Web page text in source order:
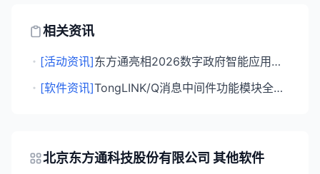
相关资讯
・ [活动资讯]
东方通亮相2026数字政府智能应用与创新发展大会，展示中间件支撑能力
・ [软件资讯] TongLINK/Q消息中间件功能模块全解析:企业级消息可靠传输平台
北京东方通科技股份有限公司 其他软件